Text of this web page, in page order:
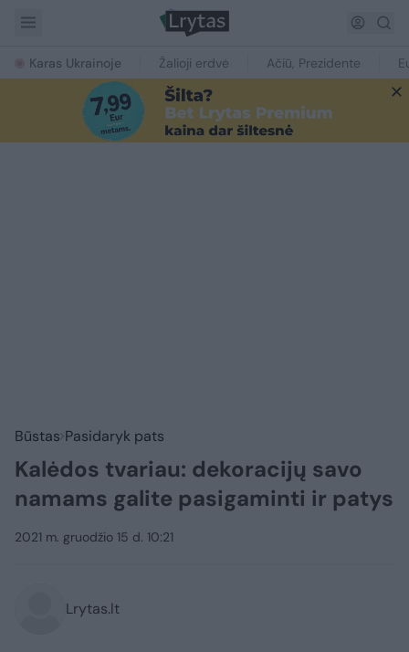
Karas Ukrainoje Žalioji erdvė Ačiū, Prezidente
Būstas Pasidaryk pats
Kalėdos tvariau: dekoracijų savo
namams galite pasigaminti ir patys
2021 m. gruodžio 15 d. 10:21
Lrytas.lt